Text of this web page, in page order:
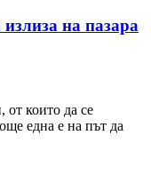
на пазара
които да се
една е на път да